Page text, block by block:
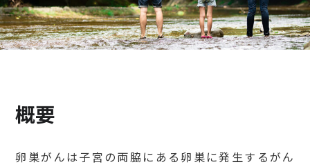
出産・子ども
概要
卵巣がんは子宮の両脇にある卵巣に発生するがん